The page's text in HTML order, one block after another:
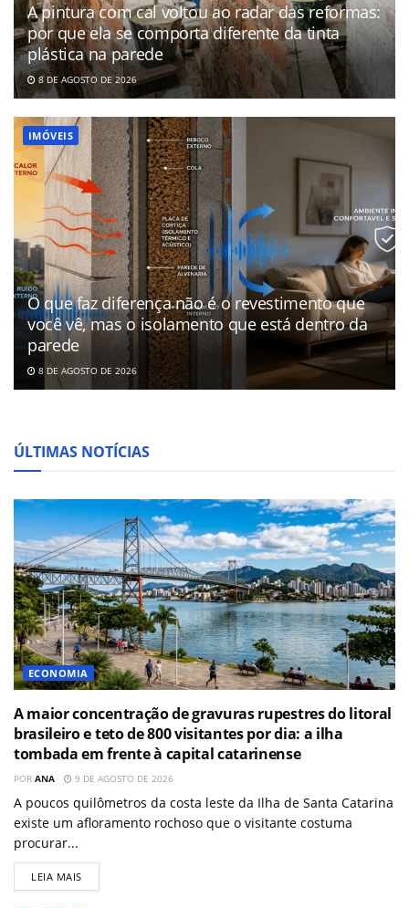
A pintura com cal voltou ao radar das reformas:
por que ela se comporta diferente da tinta
plástica na parede
8 DE AGOSTO DE 2026
IMÓVEIS
O que faz diferença não é o revestimento que
você vê, mas o isolamento que está dentro da
parede
8 DE AGOSTO DE 2026
ÚLTIMAS NOTÍCIAS
ECONOMIA
A maior concentração de gravuras rupestres do litoral
brasileiro e teto de 800 visitantes por dia: a ilha
tombada em frente à capital catarinense
POR ANA 9 DE AGOSTO DE 2026
A poucos quilômetros da costa leste da Ilha de Santa Catarina
existe um afloramento rochoso que o visitante costuma
procurar...
LEIA MAIS